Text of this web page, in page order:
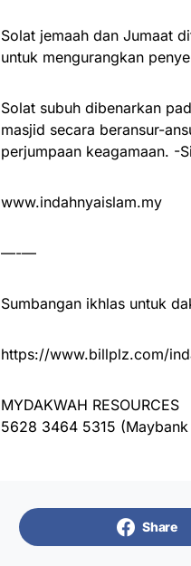
Solat jemaah dan Jumaat
untuk mengurangkan
Solat subuh dibenarkan
masjid secara beransur-
perjumpaan keagamaan. -
www.indahnyaislam.my
—-—
Sumbangan ikhlas untuk
https://www.billplz.com/
MYDAKWAH RESOURCES
5628 3464 5315 (Maybank
Share